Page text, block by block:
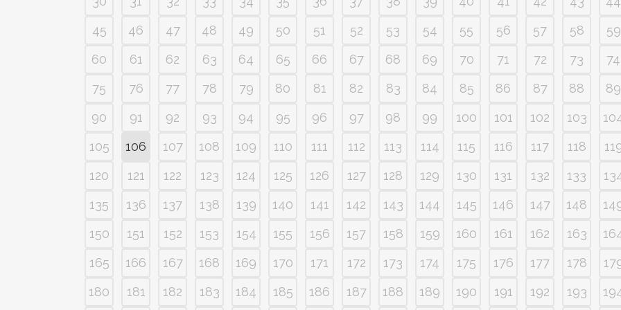
45
46 47 48 49 50 51 52 53 54 55 56 57 58
59
60
61 62 63 64 65 66 67 68 69 70 71 72 73
74
75
76 77 78 79 80 81 82 83 84 85 86 87 88
89
90
91 92 93 94 95 96 97 98 99 100 101 102 103
105
106 107 108 109 110 111 112 113 114 115 116 117 118
120
121 122 123 124 125 126 127 128 129 130 131 132 133
135
136 137 138 139 140 141 142 143 144 145 146 147 148
150
151 152 153 154 155 156 157 158 159 160 161 162 163
165
166 167 168 169 170 171 172 173 174 175 176 177 178
180
181 182 183 184 185 186 187 188 189 190 191 192 193